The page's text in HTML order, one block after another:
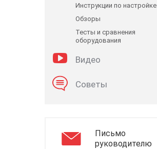
Инструкции по настройке
Обзоры
Тесты и сравнения
оборудования
Видео
Советы
Письмо
руководителю